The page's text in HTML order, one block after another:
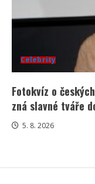
Celebrity
Fotokvíz o
zná slavné tváře
5. 8. 2026